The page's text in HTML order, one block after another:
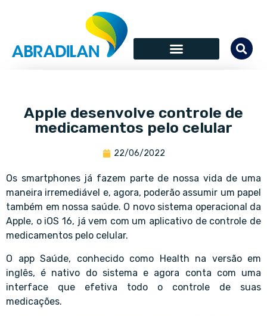
Apple desenvolve controle de
medicamentos pelo celular
22/06/2022
Os smartphones já fazem parte de nossa vida de uma
maneira irremediável e, agora, poderão assumir um papel
também em nossa saúde. O novo sistema operacional da
Apple, o iOS 16, já vem com um aplicativo de controle de
medicamentos pelo celular.
O app Saúde, conhecido como Health na versão em
inglês, é nativo do sistema e agora conta com uma
interface que efetiva todo o controle de suas
medicações.